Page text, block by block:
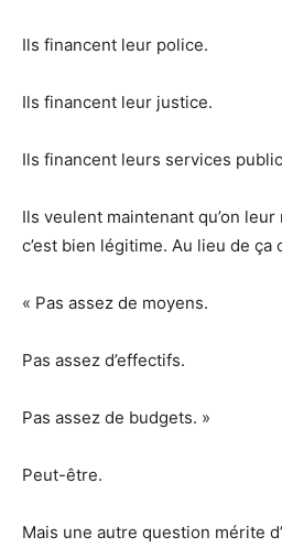
Ils financent leur police.
Ils financent leur justice.
Ils financent leurs services
Ils veulent maintenant qu’on
c’est bien légitime. Au lieu de ça
« Pas assez de moyens.
Pas assez d’effectifs.
Pas assez de budgets. »
Peut-être.
Mais une autre question mérite